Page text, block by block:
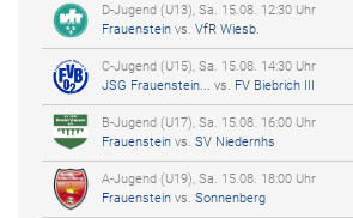
D-Jugend (U13), Sa. 15.08. 12:30 Uhr
Frauenstein vs. VfR Wiesb.
C-Jugend (U15), Sa. 15.08. 14:30 Uhr
JSG Frauenstein...
vs. FV Biebrich III
B-Jugend (U17), Sa. 15.08. 16:00 Uhr
Frauenstein vs. SV Niedernhs
A-Jugend (U19), Sa. 15.08. 18:00 Uhr
Frauenstein vs. Sonnenberg